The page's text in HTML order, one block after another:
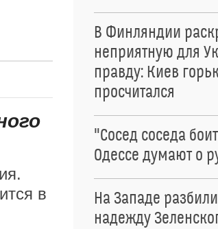
в
В Финляндии
неприятную для
правду: Киев
просчитался
"Сосед соседа
Одессе думают о
На Западе
надежду